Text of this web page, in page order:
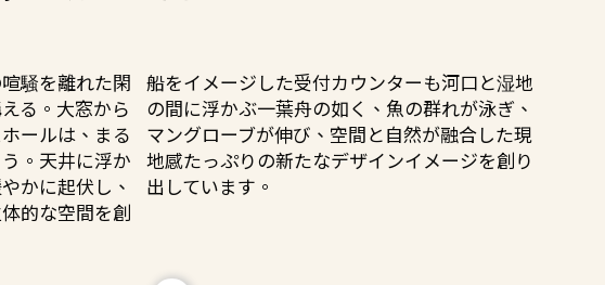
騒を離れた閑
る。大窓から
ールは、まる
。天井に浮か
かに起伏し、
的な空間を創
船をイメージした受付カウンターも河口と湿地
の間に浮かぶ一葉舟の如く、魚の群れが泳ぎ、
マングローブが伸び、空間と自然が融合した現
地感たっぷりの新たなデザインイメージを創り
出しています。